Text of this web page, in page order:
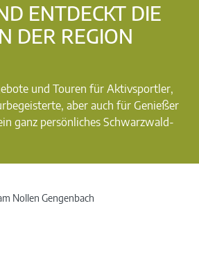
ENTDECKT DIE
DER REGION
und Touren für Aktivsportler,
aber auch für Genießer
ganz persönliches Schwarzwald-
Nollen Gengenbach